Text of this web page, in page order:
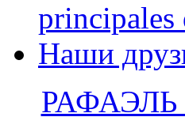
principales
Наши
РАФАЭЛЬ